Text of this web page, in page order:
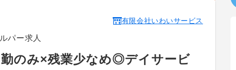
有限会社いわいサービス
パー求人
のみ×残業少なめ◎デイサービ